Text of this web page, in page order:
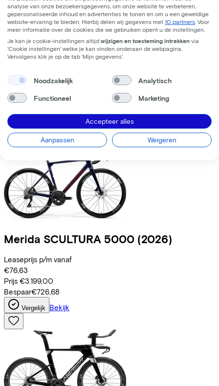
Trek Fuel+ LX 9.8 XT Gen 2 (2026)
Leaseprijs p/m vanaf
€195,63
Prijs €8.699,00
Merida SCULTURA 5000 (2026)
Leaseprijs p/m vanaf
€76,63
Prijs €3.199,00
Bespaar€726,68
Vergelijk Bekijk
analyse van onze bezoekersgegevens, om onze website te verbeteren,
gepersonaliseerde inhoud en advertenties te tonen en om u een geweldige
website-ervaring te bieden. Hierbij delen wij gegevens met 10 partners . Voor
meer informatie over de cookies die we gebruiken opent u de instellingen.
Je kan je cookie-instellingen altijd wijzigen en toesteming intrekken via
'Cookie instellingen' welke je kan vinden onderaan de webpagina.
Vervolgens klik je op de tab ‘Mijn gegevens'.
Noodzakelijk Analytisch
Functioneel Marketing
Accepteer alles
Aanpassen Weigeren